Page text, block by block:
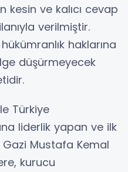
ve kalıcı cevap
verilmiştir.
haklarına
düşürmeyecek
Türkiye
liderlik yapan ve ilk
Gazi Mustafa Kemal
kurucu